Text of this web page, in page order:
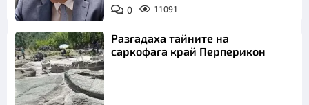
0 11091
Разгадаха тайните на
саркофага край Перперикон